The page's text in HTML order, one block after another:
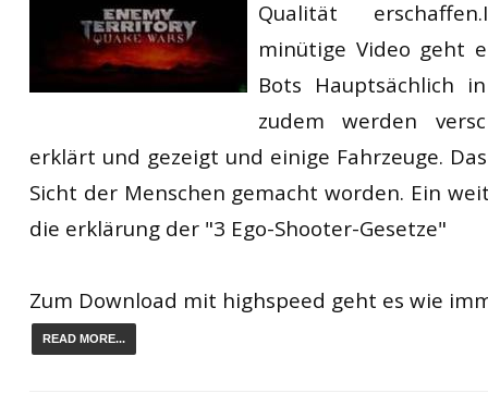
ET:QW Movies
Wolfenstein Movies
ET Scene
General News
PC Hard + Software
RtCW Feintuning
Qualität
minütige Video geht
Bots Hauptsächlich
zudem werden
erklärt und gezeigt und einige Fahrzeuge.
Sicht der Menschen gemacht worden. Ein
die erklärung der "3 Ego-Shooter-Gesetze"
Zum Download mit highspeed geht es wie
READ MORE...